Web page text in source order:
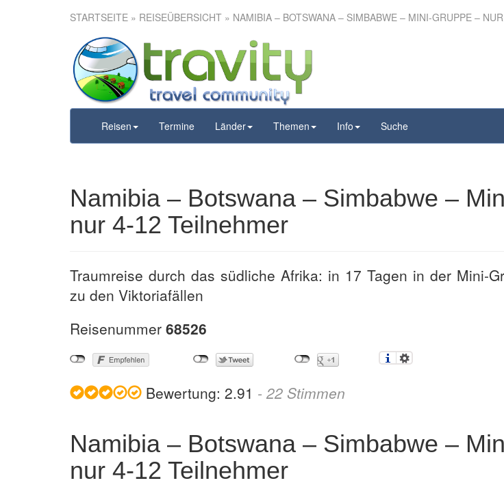
STARTSEITE » REISEÜBERSICHT » NAMIBIA – BOTSWANA – SIMBABWE – MINI-GRUPPE –
Reisen Termine Länder Themen Info Suche
Namibia – Botswana –
Mini-Gruppe – nur 4-12
Namibia – Botswana – Simbabwe –
nur 4-12 Teilnehmer
Traumreise durch das südliche Afrika: in 17 Tagen in der Mini-
zu den Viktoriafällen
Reisenummer 68526
Bewertung: 2.91 - 22 Stimmen
Namibia – Botswana – Simbabwe –
nur 4-12 Teilnehmer